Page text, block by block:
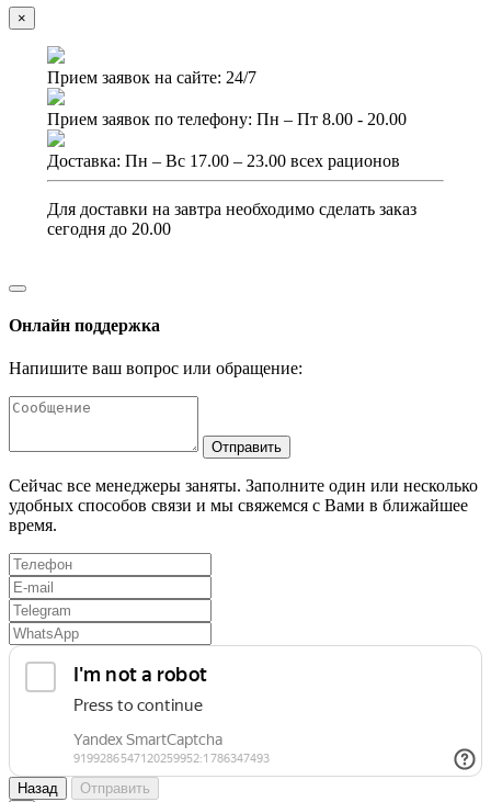
×
Прием заявок на сайте: 24/7
Прием заявок по телефону: Пн – Пт 8.00 - 20.00
Доставка: Пн – Вс 17.00 – 23.00 всех рационов
Для доставки на завтра необходимо сделать заказ
сегодня до 20.00
Онлайн поддержка
Напишите ваш вопрос или обращение:
Отправить
Сейчас все менеджеры заняты. Заполните один или несколько
удобных способов связи и мы свяжемся с Вами в ближайшее
время.
Назад
Отправить